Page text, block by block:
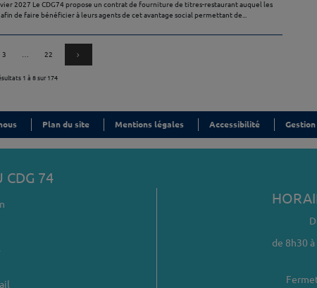
2027 Le CDG74 propose un contrat de fourniture de titres-restaurant auquel les
de faire bénéficier à leurs agents de cet avantage social permettant de...
Navigation
des
Page
3 Page
22 Page suivante
1 à 8 sur 174
Plan du site Mentions légales Accessibilité
CDG 74
de 8h30